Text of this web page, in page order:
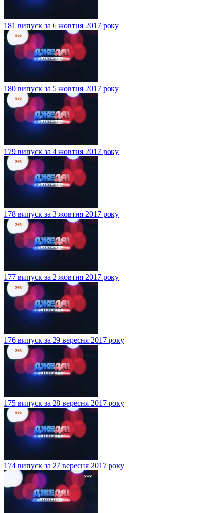
181 випуск за 6 жовтня 2017 року
180 випуск за 5 жовтня 2017 року
179 випуск за 4 жовтня 2017 року
178 випуск за 3 жовтня 2017 року
177 випуск за 2 жовтня 2017 року
176 випуск за 29 вересня 2017 року
175 випуск за 28 вересня 2017 року
174 випуск за 27 вересня 2017 року